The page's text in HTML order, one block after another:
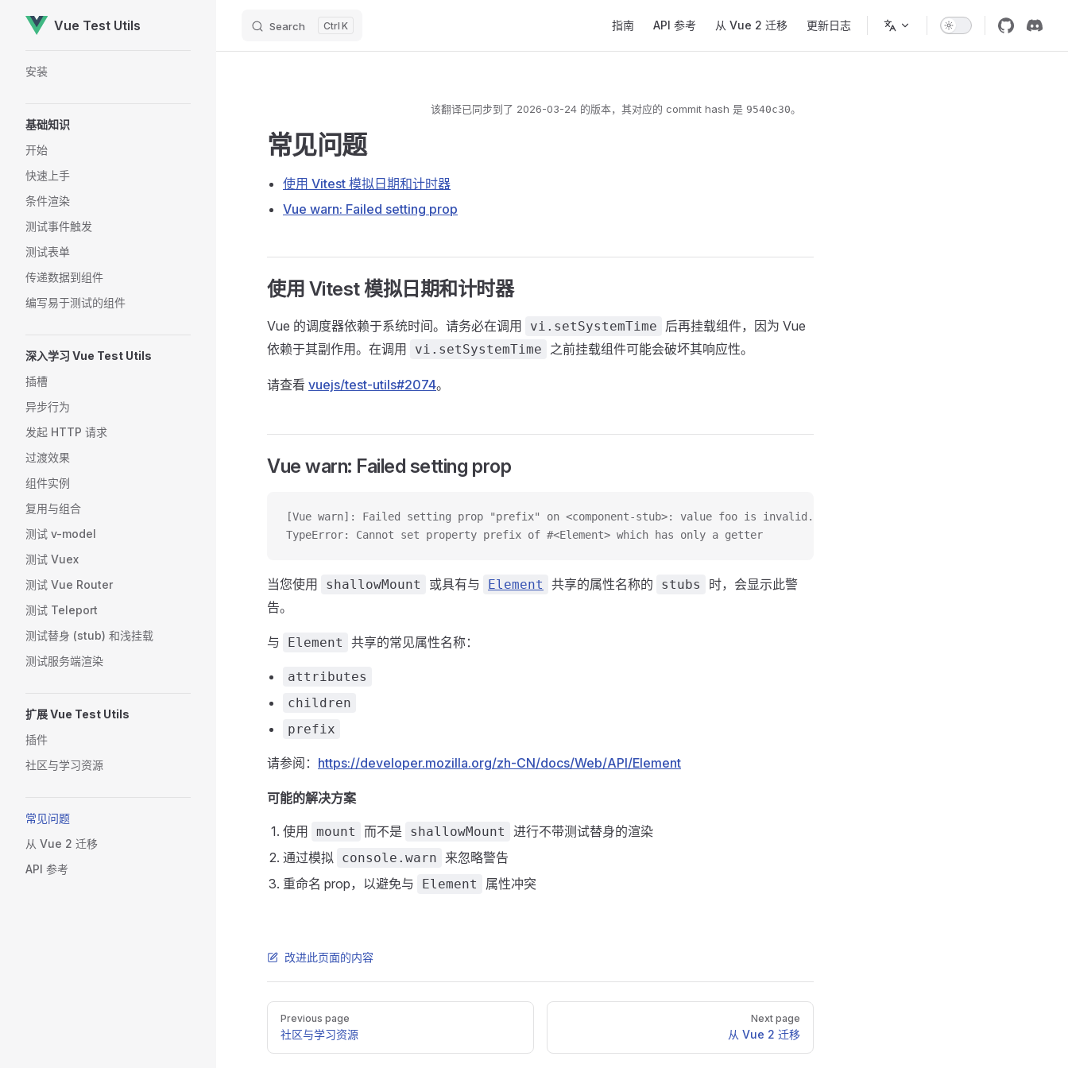
Skip to content
Vue Test Utils Search K 指南 API 参考 从 Vue 2 迁移 更新日志
安装
基础知识
开始
快速上手
条件渲染
测试事件触发
测试表单
传递数据到组件
编写易于测试的组件
深入学习 Vue Test Utils
插槽
异步行为
发起 HTTP 请求
过渡效果
组件实例
复用与组合
测试 v-model
测试 Vuex
测试 Vue Router
测试 Teleport
测试替身 (stub) 和浅挂载
测试服务端渲染
扩展 Vue Test Utils
插件
社区与学习资源
常见问题
从 Vue 2 迁移
API 参考
该翻译已同步到了 2026-03-24的版本，其对应的 commit hash 是 9540c30。
常见问题
使用 Vitest 模拟日期和计时器
Vue warn: Failed setting prop
使用 Vitest 模拟日期和计时器
Vue 的调度器依赖于系统时间。请务必在调用 vi.setSystemTime
后再挂载组件，因为 Vue
依赖于其副作用。在调用
vi.setSystemTime 之前挂载组件可能会破坏其响应性。
请查看 vuejs/test-utils#2074。
Vue warn: Failed setting prop
[Vue warn]: Failed setting prop "prefix" on <component-stub>: value foo is invalid.
TypeError: Cannot set property prefix of #<Element> which has only a getter
当您使用 shallowMount 或具有与 Element 共享的属性名称的 stubs
时，会显示此警
告。
与 Element 共享的常见属性名称：
attributes
children
prefix
请参阅： https://developer.mozilla.org/zh-CN/docs/Web/API/Element
可能的解决方案
使用 mount 而不是 shallowMount
进行不带测试替身的渲染
通过模拟
console.warn
来忽略警告
重命名 prop，以避免与
Element 属性冲突
改进此页面的内容
Pager
Previous page
社区与学习资源
Next page
从 Vue 2 迁移